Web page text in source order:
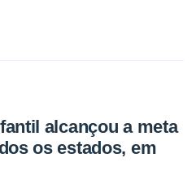
alcançou a meta
os estados, em